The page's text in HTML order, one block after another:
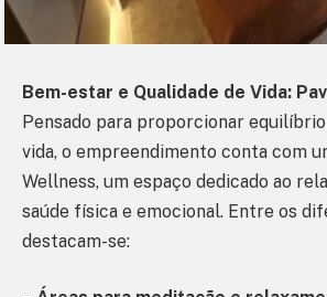
Bem-estar e Qualidade de Vida:
Pensado para proporcionar equilíbrio
vida, o empreendimento conta com
Wellness, um espaço dedicado ao
saúde física e emocional. Entre os
destacam-se: